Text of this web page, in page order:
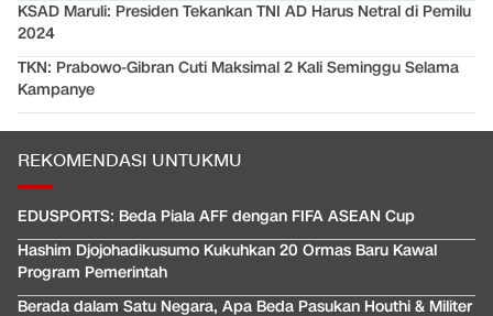
KSAD Maruli: Presiden Tekankan TNI AD Harus Netral di Pemilu
2024
TKN: Prabowo-Gibran Cuti Maksimal 2 Kali Seminggu Selama
Kampanye
REKOMENDASI UNTUKMU
EDUSPORTS: Beda Piala AFF dengan FIFA ASEAN Cup
Hashim Djojohadikusumo Kukuhkan 20 Ormas Baru Kawal
Program Pemerintah
Berada dalam Satu Negara, Apa Beda Pasukan Houthi & Militer